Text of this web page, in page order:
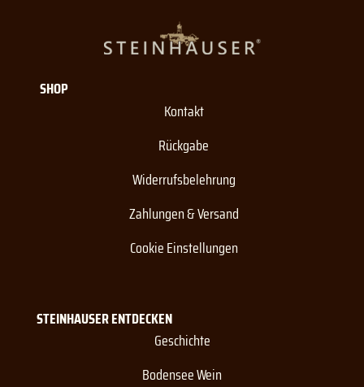
STEINHAUSER ENTDECKEN
Geschichte
Bodensee Wein
SHOP
Kontakt
Rückgabe
Widerrufsbelehrung
Zahlungen & Versand
Cookie Einstellungen